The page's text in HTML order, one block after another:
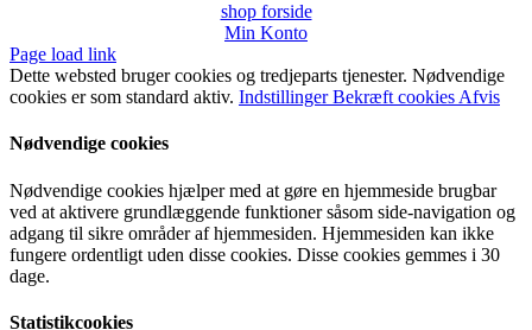
shop forside
Min Konto
Page load link
Dette websted bruger cookies og tredjeparts tjenester. Nødvendige
cookies er som standard aktiv. IndstillingerBekræft cookies Afvis
Nødvendige cookies
Nødvendige cookies hjælper med at gøre en hjemmeside brugbar
ved at aktivere grundlæggende funktioner såsom side-navigation og
adgang til sikre områder af hjemmesiden. Hjemmesiden kan ikke
fungere ordentligt uden disse cookies. Disse cookies gemmes i 30
dage.
Statistikcookies